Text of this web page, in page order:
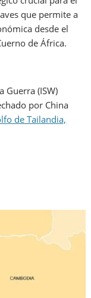
que permite a
desde el
de África.
Guerra (ISW)
por China
de Tailandia,